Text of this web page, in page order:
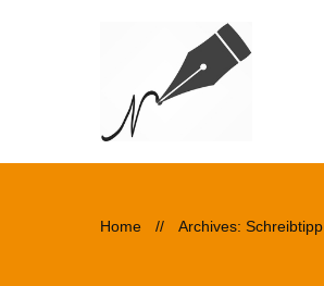
Home // Archives: Schreibtipp